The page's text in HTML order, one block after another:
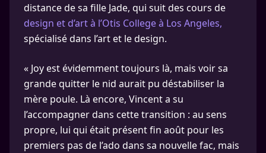
distance de sa fille Jade, qui suit des cours de
design et d’art à l’Otis College à Los Angeles,
spécialisé dans l’art et le design.
« Joy est évidemment toujours là, mais voir sa
grande quitter le nid aurait pu déstabiliser la
mère poule. Là encore, Vincent a su
l’accompagner dans cette transition : au sens
propre, lui qui était présent fin août pour les
premiers pas de l’ado dans sa nouvelle fac, mais